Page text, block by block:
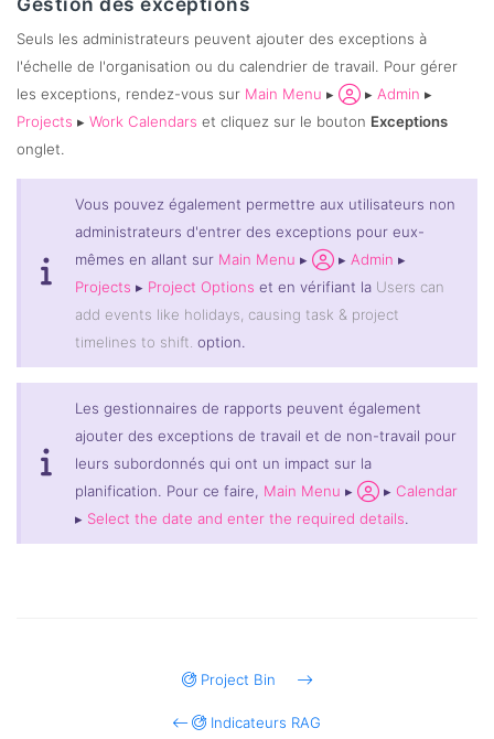
Seuls les administrateurs peuvent ajouter des exceptions à
l'échelle de l'organisation ou du calendrier de travail. Pour gérer
les exceptions, rendez-vous sur Main Menu ▸ ▸ Admin ▸
Projects ▸ Work Calendars et cliquez sur le bouton Exceptions
onglet.
Vous pouvez également permettre aux utilisateurs non
administrateurs d'entrer des exceptions pour eux-
mêmes en allant sur Main Menu ▸ ▸ Admin ▸
Projects ▸ Project Options et en vérifiant la Users can
add events like holidays, causing task & project
timelines to shift. option.
Les gestionnaires de rapports peuvent également
ajouter des exceptions de travail et de non-travail pour
leurs subordonnés qui ont un impact sur la
planification. Pour ce faire, Main Menu ▸ ▸ Calendar
▸ Select the date and enter the required details.
Project Bin
Indicateurs RAG